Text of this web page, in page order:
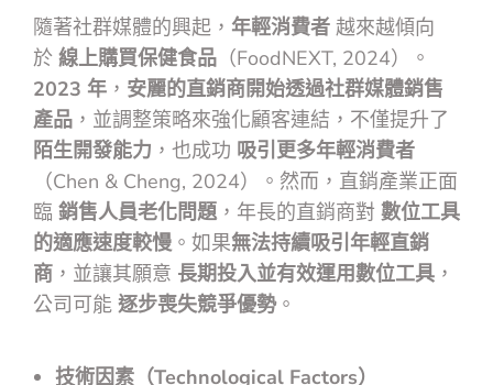
隨著社群媒體的興起， 年輕消費者 越來越傾向
於 線上購買保健食品 （FoodNEXT, 2024）。
2023 年 ， 安麗的直銷商開始透過社群媒體銷售
產品 ，並調整策略來強化顧客連結，不僅提升了
陌生開發能力 ，也成功 吸引更多年輕消費者
（Chen & Cheng, 2024）。然而，直銷產業正面
臨 銷售人員老化問題，年長的直銷商對 數位工具
的適應速度較慢 。如果無法持續吸引年輕直銷
商 ，並讓其願意 長期投入並有效運用數位工具 ，
公司可能 逐步喪失競爭優勢。
技術因素（Technological Factors）